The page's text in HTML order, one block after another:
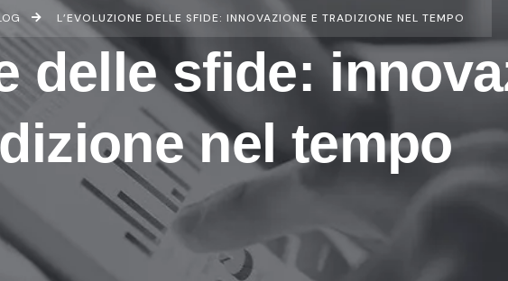
L’EVOLUZIONE DELLE SFIDE: INNOVAZIONE E TRADIZIONE NEL TEMPO
delle sfide:
nel tempo